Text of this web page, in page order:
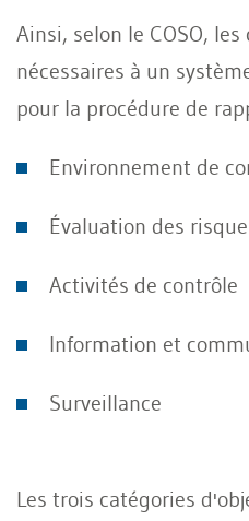
Ainsi, selon le COSO,
nécessaires à un
pour la procédure de
Environnement de
Évaluation des
Activités de contrôle
Information et
Surveillance
Les trois catégories